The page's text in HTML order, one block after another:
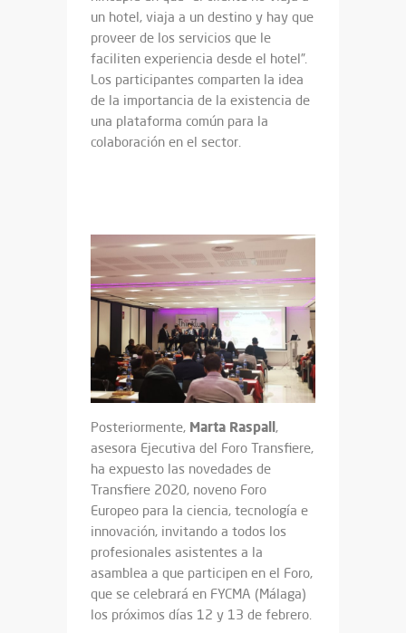
un hotel, viaja a un destino y hay que
proveer de los servicios que le
faciliten experiencia desde el hotel”.
Los participantes comparten la idea
de la importancia de la existencia de
una plataforma común para la
colaboración en el sector.
Posteriormente, Marta Raspall,
asesora Ejecutiva del Foro Transfiere,
ha expuesto las novedades de
Transfiere 2020, noveno Foro
Europeo para la ciencia, tecnología e
innovación, invitando a todos los
profesionales asistentes a la
asamblea a que participen en el Foro,
que se celebrará en FYCMA (Málaga)
los próximos días 12 y 13 de febrero.